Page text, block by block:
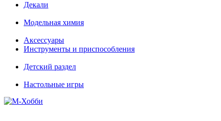
Декали
Модельная химия
Аксессуары
Инструменты и приспособления
Детский раздел
Настольные игры